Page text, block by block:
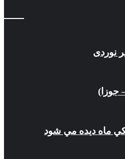
نوردی
جوزا)
ماه ديده مي شود